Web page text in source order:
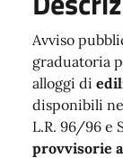
Avviso
graduatoria
alloggi di
disponibili
L.R. 96/96 e
provvisorie